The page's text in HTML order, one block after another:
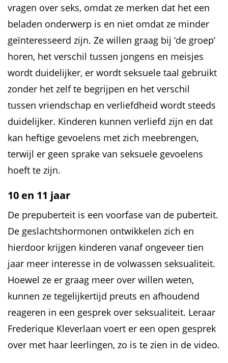
vragen over seks, omdat ze merken dat het een
beladen onderwerp is en niet omdat ze minder
geïnteresseerd zijn. Ze willen graag bij ‘de groep’
horen, het verschil tussen jongens en meisjes
wordt duidelijker, er wordt seksuele taal gebruikt
zonder het zelf te begrijpen en het verschil
tussen vriendschap en verliefdheid wordt steeds
duidelijker. Kinderen kunnen verliefd zijn en dat
kan heftige gevoelens met zich meebrengen,
terwijl er geen sprake van seksuele gevoelens
hoeft te zijn.
10 en 11 jaar
De prepuberteit is een voorfase van de puberteit.
De geslachtshormonen ontwikkelen zich en
hierdoor krijgen kinderen vanaf ongeveer tien
jaar meer interesse in de volwassen seksualiteit.
Hoewel ze er graag meer over willen weten,
kunnen ze tegelijkertijd preuts en afhoudend
reageren in een gesprek over seksualiteit. Leraar
Frederique Kleverlaan voert er een open gesprek
over met haar leerlingen, zo is te zien in de video.